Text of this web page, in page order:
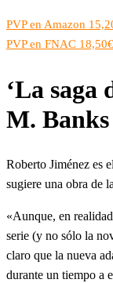
PVP en Amazon
PVP en FNAC 18,50€
‘La saga
M. Banks
Roberto Jiménez es
sugiere una obra de
«Aunque, en
serie (y no sólo la
claro que la nueva
durante un tiempo a